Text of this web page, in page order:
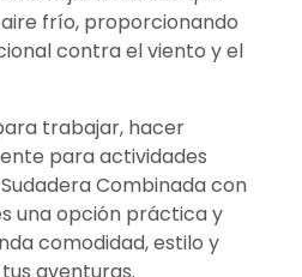
frío, proporcionando
contra el viento y el
trabajar, hacer
para actividades
Combinada con
una opción práctica y
comodidad, estilo y